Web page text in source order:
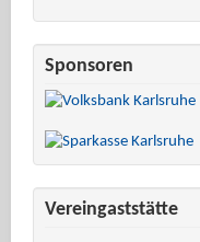
Sponsoren
Vereingaststätte